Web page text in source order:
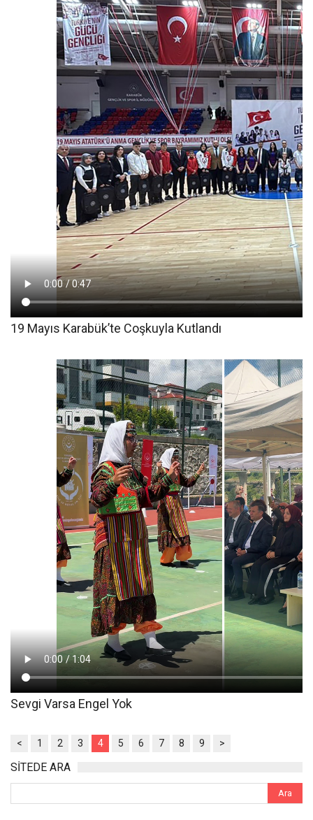
19 Mayıs Karabük’te Coşkuyla Kutlandı
Sevgi Varsa Engel Yok
< 1 2 3 4 5 6 7 8 9 >
SİTEDE ARA